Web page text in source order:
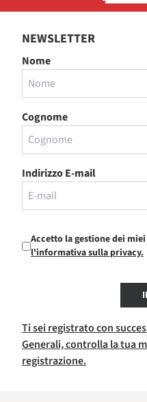
NEWSLETTER
Nome
Cognome
Indirizzo E-mail
Accetto la gestione dei
l'informativa sulla privacy.
Ti sei registrato con
Generali, controlla la tua
registrazione.